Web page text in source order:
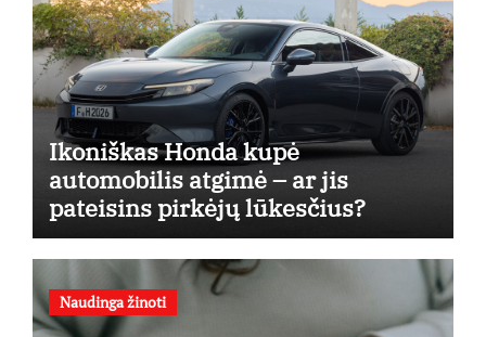
Ikoniškas Honda kupė
automobilis atgimė – ar jis
pateisins pirkėjų lūkesčius?
Naudinga žinoti